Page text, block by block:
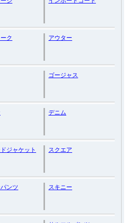
ク アウター
ゴージャス
デニム
ジャケット スクエア
ンツ スキニー